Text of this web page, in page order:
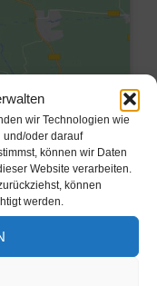
wir Technologien wie
und/oder darauf
können wir Daten
Website verarbeiten.
können
werden.
Cookies
Inhalt zu